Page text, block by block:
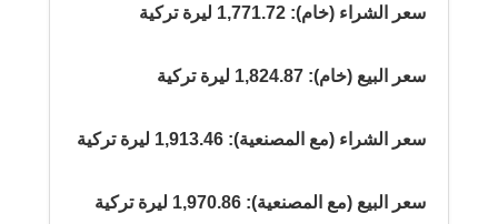
سعر الشراء (خام): 1,771.72 ليرة تركية
سعر البيع (خام): 1,824.87 ليرة تركية
سعر الشراء (مع المصنعية): 1,913.46 ليرة تركية
سعر البيع (مع المصنعية): 1,970.86 ليرة تركية